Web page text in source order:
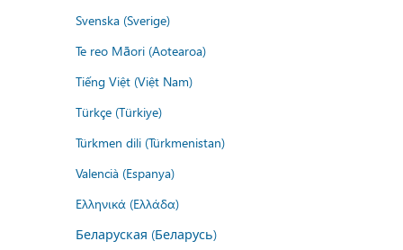
Svenska (Sverige)
Te reo Māori (Aotearoa)
Tiếng Việt (Việt Nam)
Türkçe (Türkiye)
Türkmen dili (Türkmenistan)
Valencià (Espanya)
Ελληνικά (Ελλάδα)
Беларуская (Беларусь)